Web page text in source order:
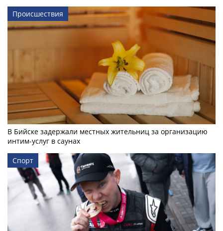
Происшествия
В Бийске задержали местных жительниц за организацию
интим-услуг в саунах
Спорт